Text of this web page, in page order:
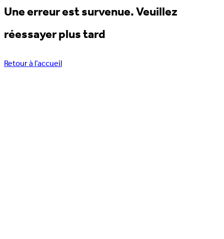
Une erreur est survenue. Veuillez
réessayer plus tard
Retour à l’accueil